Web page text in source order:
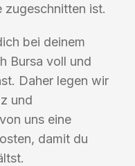
zugeschnitten ist.
bei deinem
Bursa voll und
Daher legen wir
und
uns eine
damit du